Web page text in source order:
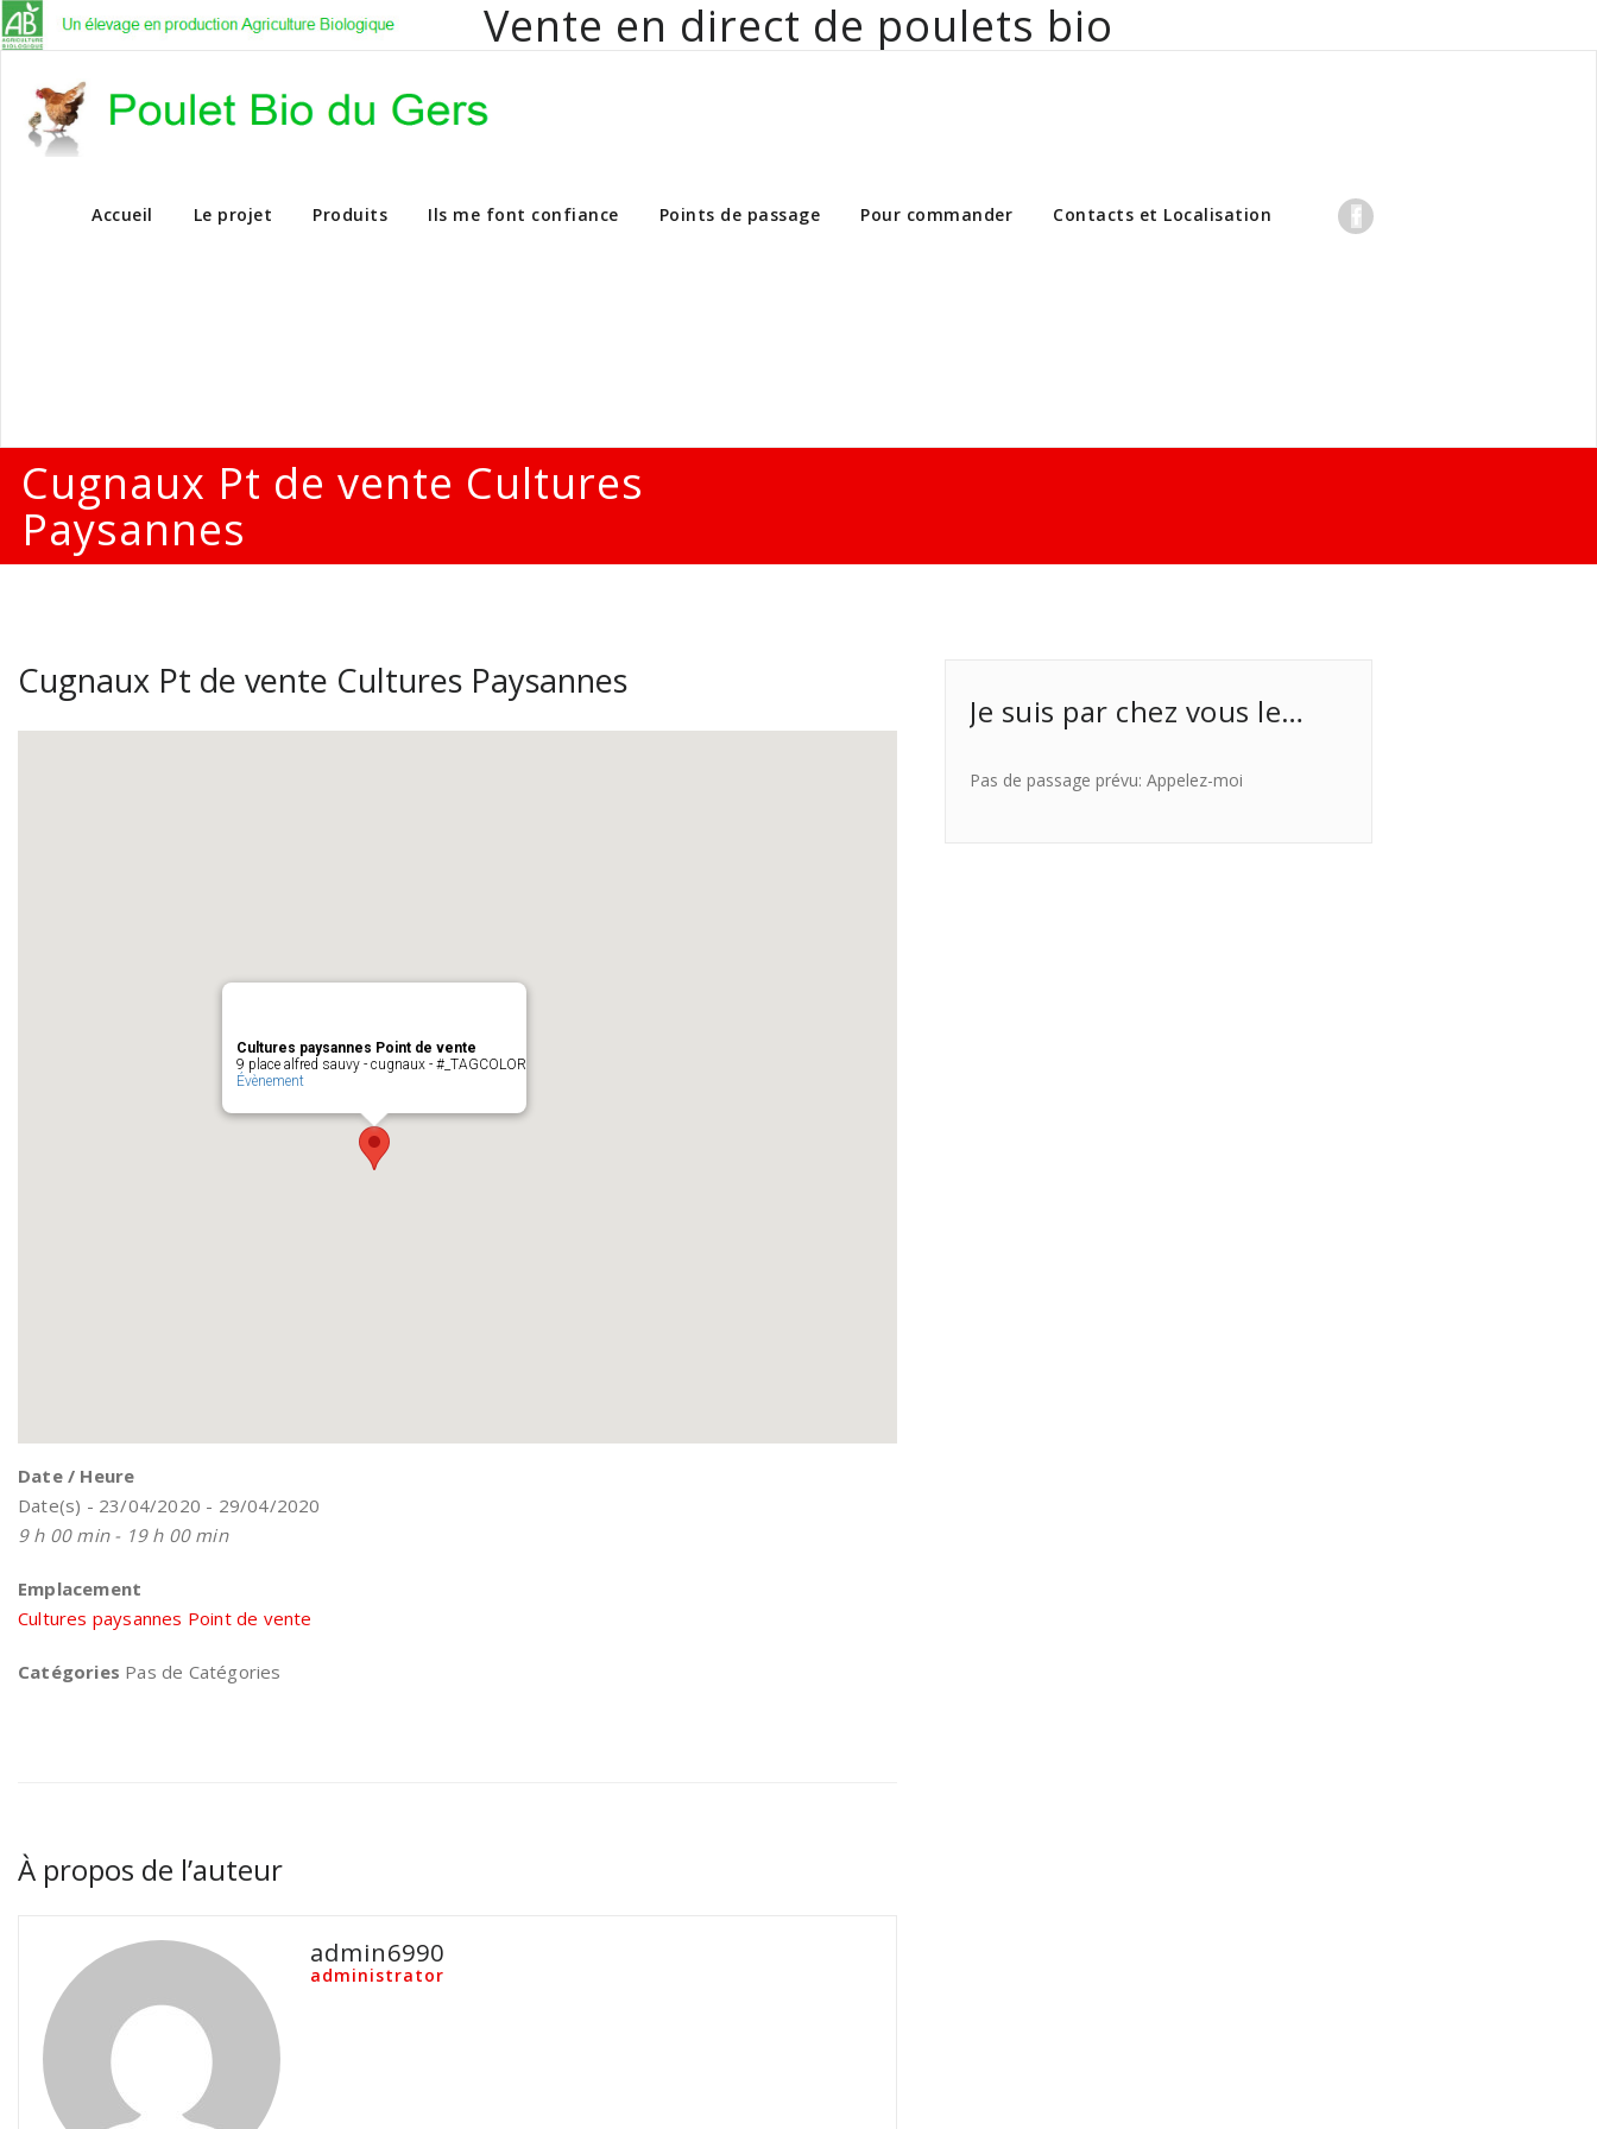
Vente en direct de poulets bio
Vente en direct de poulets bio aux particuliers et professionnels
Accueil Le projet Produits Ils me font confiance Points de passage Pour commander Contacts et Localisation
Cugnaux Pt de vente Cultures
Paysannes
Cugnaux Pt de vente Cultures Paysannes
Cultures paysannes Point de vente
9 place alfred sauvy - cugnaux - #_TAGCOLOR
Évènement
Date / Heure
Date(s) - 23/04/2020 - 29/04/2020
9 h 00 min - 19 h 00 min
Emplacement
Cultures paysannes Point de vente
Catégories Pas de Catégories
À propos de l’auteur
admin6990
administrator
Je suis par chez vous le…
Pas de passage prévu: Appelez-moi